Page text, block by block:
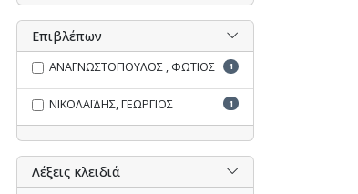
Επιβλέπων
ΑΝΑΓΝΩΣΤΟΠΟΥΛΟΣ , ΦΩΤΙΟΣ 1
ΝΙΚΟΛΑΪΔΗΣ, ΓΕΩΡΓΙΟΣ 1
Λέξεις κλειδιά